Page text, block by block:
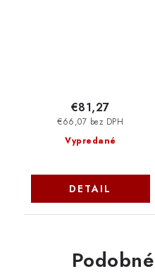
Vypredané
€66,07 bez DPH
€81,27
DETAIL